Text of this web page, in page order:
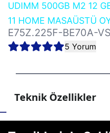
UDIMM 500GB M2 12
11 HOME MASAÜSTÜ
E75Z.225F-BE70A-
5 Yorum
Teknik Özellikler